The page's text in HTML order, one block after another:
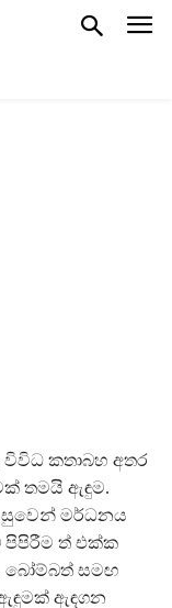
විවිධ කතාබහ අතර
තමයි ඇඳුම.
මර්ධනය
ත් එක්ක
බෝම්බත් සමඟ
ඇඳගන